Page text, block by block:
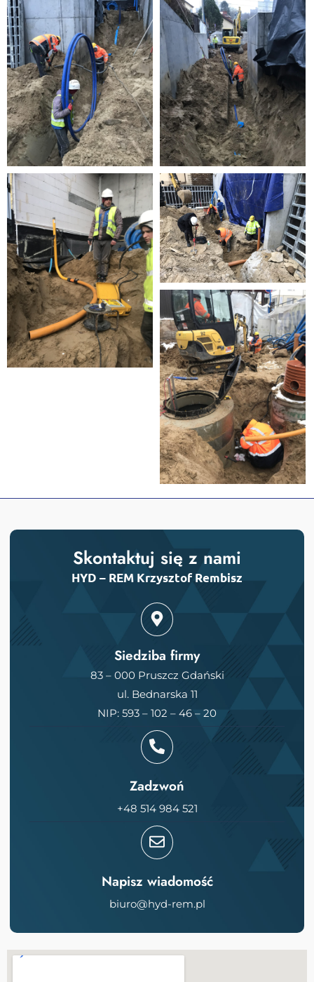
Skontaktuj się z nami
HYD – REM Krzysztof Rembisz
Siedziba firmy
83 – 000 Pruszcz Gdański
ul. Bednarska 11
NIP: 593 – 102 – 46 – 20
Zadzwoń
+48 514 984 521
Napisz wiadomość
biuro@hyd-rem.pl